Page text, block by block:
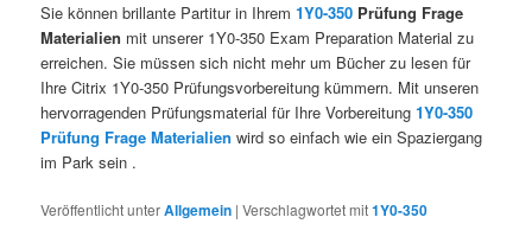
Sie können brillante Partitur in Ihrem1Y0-350 Prüfung Frage
Materialien mit unserer 1Y0-350 Exam Preparation Material zu
erreichen. Sie müssen sich nicht mehr um Bücher zu lesen für
Ihre Citrix 1Y0-350 Prüfungsvorbereitung kümmern. Mit unseren
hervorragenden Prüfungsmaterial für Ihre Vorbereitung1Y0-350
Prüfung Frage Materialien wird so einfach wie ein Spaziergang
im Park sein .
Veröffentlicht unterAllgemein |Verschlagwortet mit1Y0-350